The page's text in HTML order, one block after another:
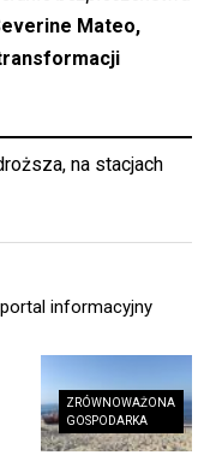
Mateo,
na stacjach
portal informacyjny
ZRÓWNOWAŻONA
GOSPODARKA